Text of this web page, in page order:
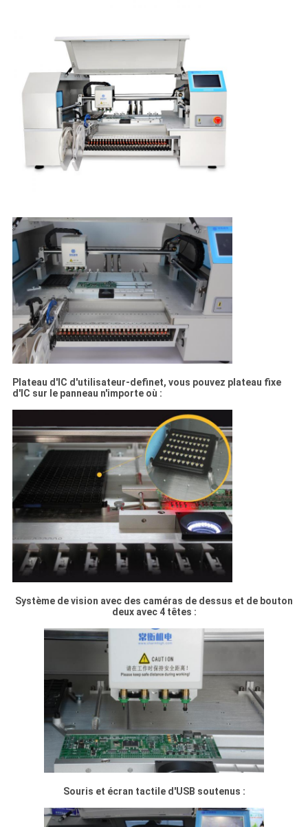
Plateau d'IC d'utilisateur-definet, vous pouvez plateau fixe
d'IC sur le panneau n'importe où :
Système de vision avec des caméras de dessus et de bouton
deux avec 4 têtes :
Souris et écran tactile d'USB soutenus :